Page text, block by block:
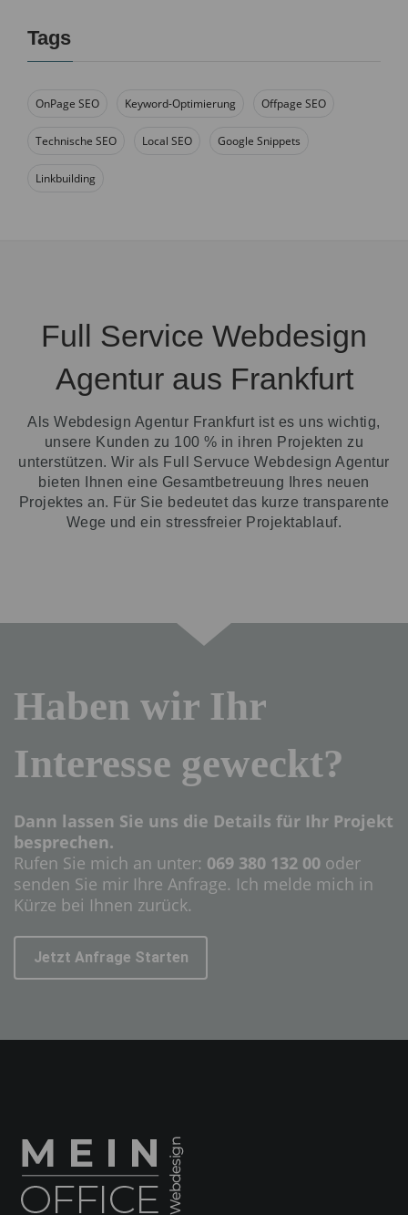
Tags
OnPage SEO Keyword-Optimierung Offpage SEO
Technische SEO Local SEO Google Snippets
Linkbuilding
Full Service Webdesign
Agentur aus Frankfurt
Als Webdesign Agentur Frankfurt ist es uns wichtig,
unsere Kunden zu 100 % in ihren Projekten zu
unterstützen. Wir als Full Servuce Webdesign Agentur
bieten Ihnen eine Gesamtbetreuung Ihres neuen
Projektes an. Für Sie bedeutet das kurze transparente
Wege und ein stressfreier Projektablauf.
Haben wir Ihr
Interesse geweckt?
Dann lassen Sie uns die Details für Ihr Projekt
besprechen.
Rufen Sie mich an unter: 069 380 132 00 oder
senden Sie mir Ihre Anfrage. Ich melde mich in
Kürze bei Ihnen zurück.
Jetzt Anfrage Starten